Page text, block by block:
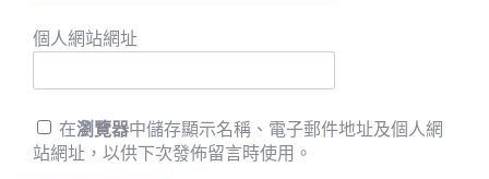
個人網站網址
在瀏覽器中儲存顯示名稱、電子郵件地址及個人網
站網址，以供下次發佈留言時使用。